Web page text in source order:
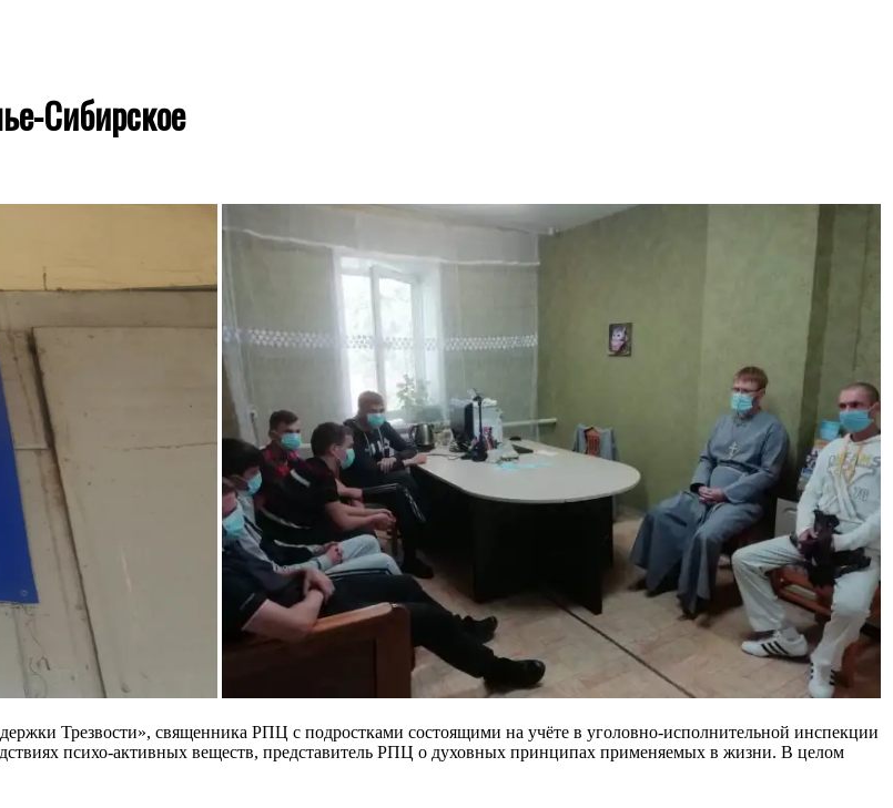
Сибирское
Трезвости», священника РПЦ с подростками состоящими на учёте в уголовно-исполнительной инспекции
психо-активных веществ, представитель РПЦ о духовных принципах применяемых в жизни. В целом